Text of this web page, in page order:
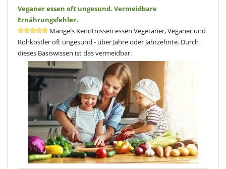
Veganer essen oft ungesund. Vermeidbare
Ernährungsfehler.
Mangels Kenntnissen essen Vegetarier, Veganer und
Rohköstler oft ungesund - über Jahre oder Jahrzehnte. Durch
dieses Basiswissen ist das vermeidbar.